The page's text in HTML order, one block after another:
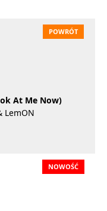
At Me Now)
LemON